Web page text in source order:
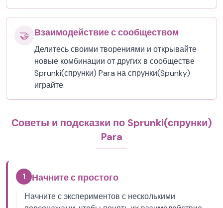
🤝 Взаимодействие с сообществом
Делитесь своими творениями и открывайте
новые комбинации от других в сообществе
Sprunki(спрунки) Para на спрунки(Spunky)
играйте.
Советы и подсказки по Sprunki(спрунки)
Para
1 Начните с простого
Начните с экспериментов с несколькими